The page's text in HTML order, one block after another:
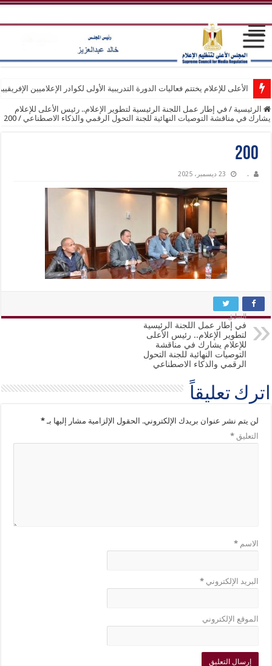
الأعلى للإعلام يختتم فعاليات الدورة التدريبية الأولى لكوادر الإعلاميين
الرئيسية / في إطار عمل اللجنة الرئيسية لتطوير الإعلام.. رئيس الأعلى للإعلام
يشارك في مناقشة التوصيات النهائية للجنة التحول الرقمي والذكاء الاصطناعي /
200
200
. 23 ديسمبر، 2025
السابق
في إطار عمل اللجنة الرئيسية
لتطوير الإعلام.. رئيس الأعلى
للإعلام يشارك في مناقشة
التوصيات النهائية للجنة التحول
الرقمي والذكاء الاصطناعي
اترك تعليقاً
لن يتم نشر عنوان بريدك الإلكتروني. الحقول الإلزامية مشار إليها بـ*
التعليق*
الاسم*
البريد الإلكتروني*
الموقع الإلكتروني